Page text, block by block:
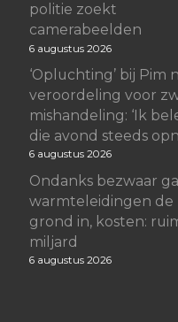
politie zoekt
camerabeelden
6 augustus 2026
‘Opluchting’ bij Pim
veroordeling voor
mishandeling: ‘Ik
die avond steeds
6 augustus 2026
Ondanks bezwaar
warmteleidingen de
grond in, kosten: ruim
miljard
6 augustus 2026